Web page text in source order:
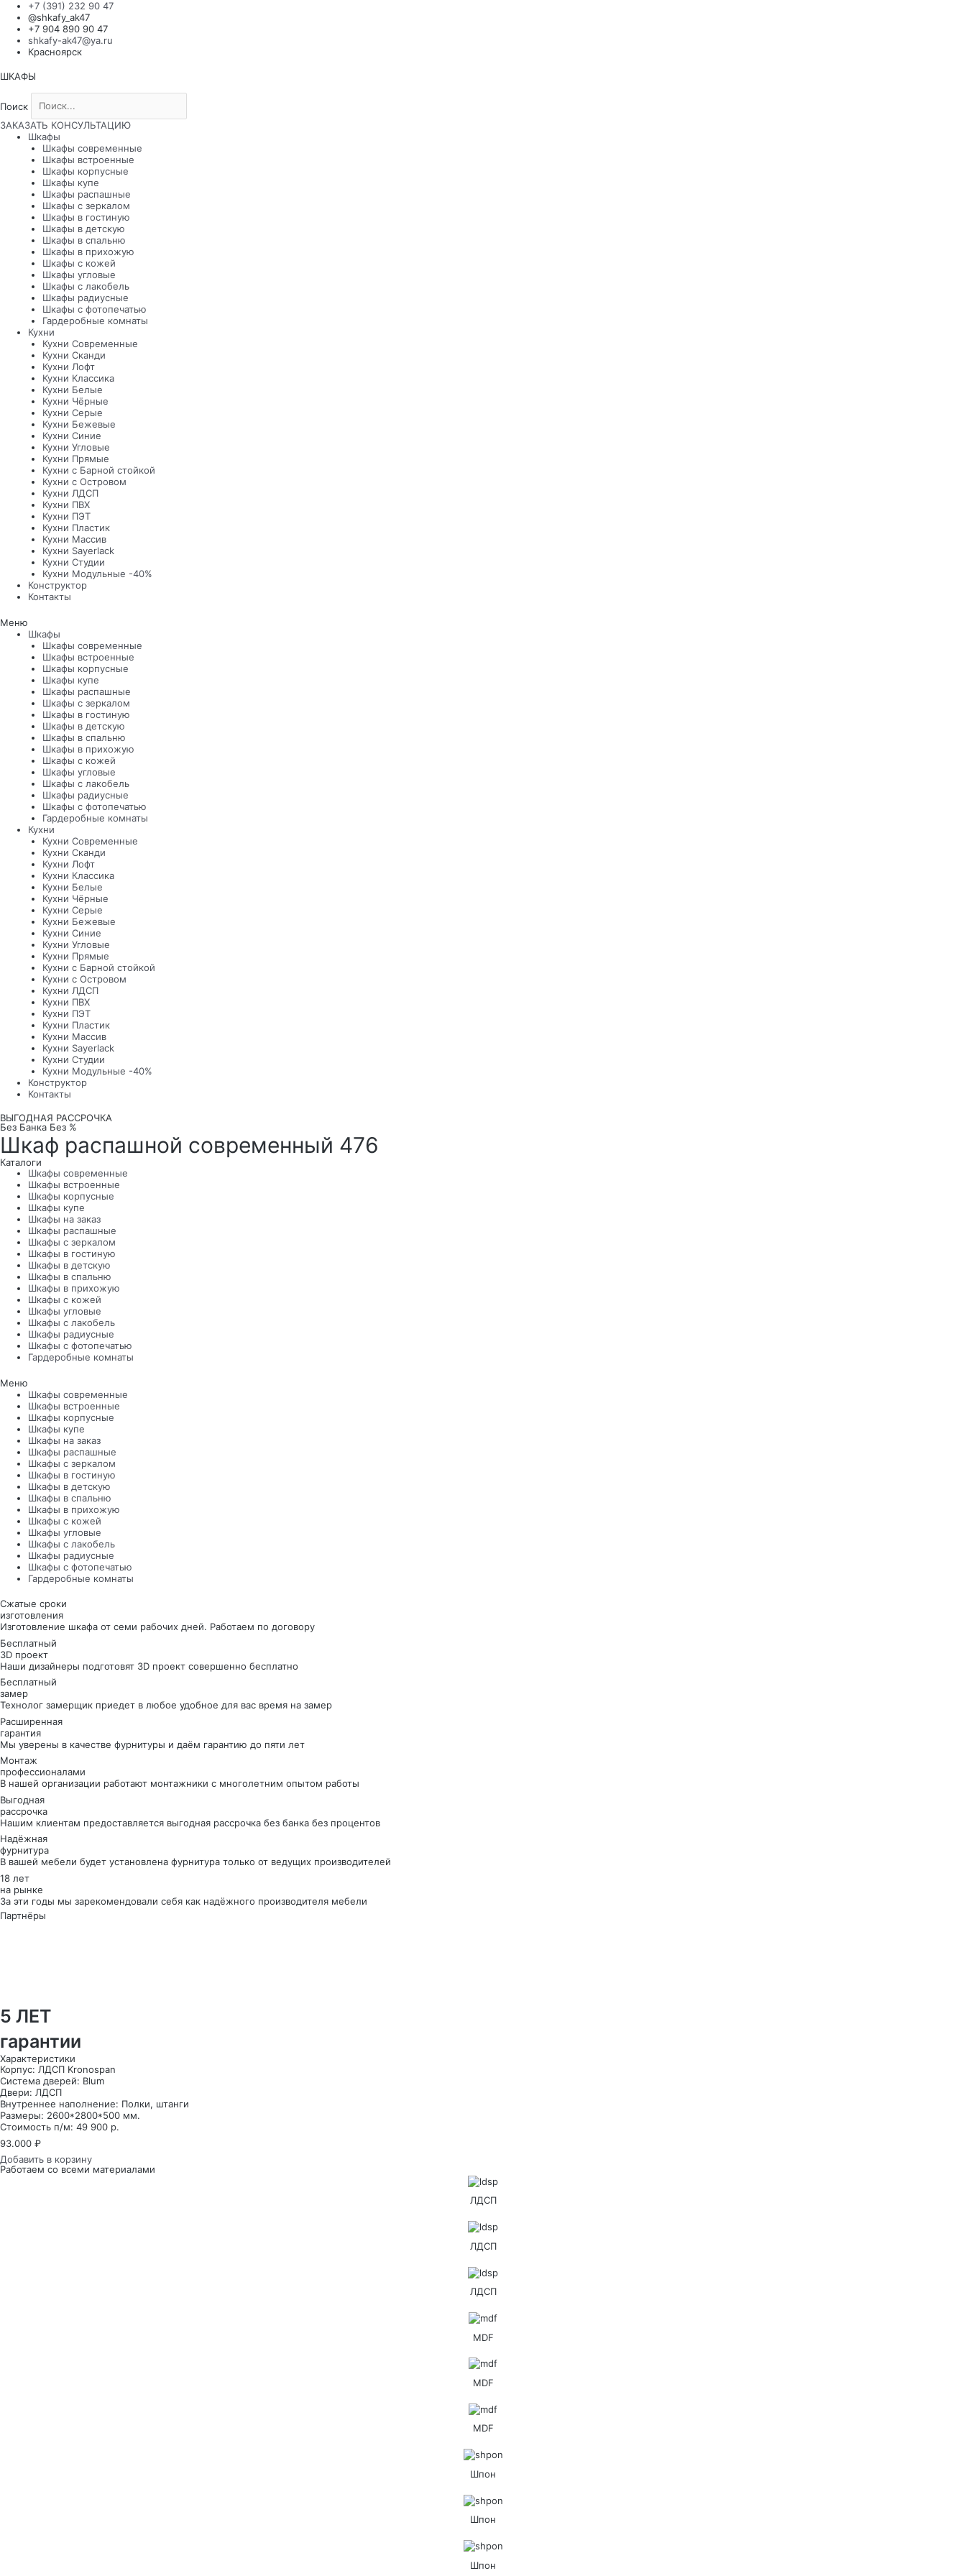
Перейти
содержимому
+7 (391) 232 90 47
@shkafy_ak47
+7 904 890 90 47
shkafy-ak47@ya.ru
Красноярск
ШКАФЫ
Поиск
ЗАКАЗАТЬ КОНСУЛЬТАЦИЮ
Шкафы
Шкафы современные
Шкафы встроенные
Шкафы корпусные
Шкафы купе
Шкафы распашные
Шкафы с зеркалом
Шкафы в гостиную
Шкафы в детскую
Шкафы в спальню
Шкафы в прихожую
Шкафы с кожей
Шкафы угловые
Шкафы с лакобель
Шкафы радиусные
Шкафы с фотопечатью
Гардеробные комнаты
Кухни
Кухни Современные
Кухни Сканди
Кухни Лофт
Кухни Классика
Кухни Белые
Кухни Чёрные
Кухни Серые
Кухни Бежевые
Кухни Синие
Кухни Угловые
Кухни Прямые
Кухни с Барной стойкой
Кухни с Островом
Кухни ЛДСП
Кухни ПВХ
Кухни ПЭТ
Кухни Пластик
Кухни Массив
Кухни Sayerlack
Кухни Студии
Кухни Модульные -40%
Конструктор
Контакты
Меню
Шкафы
Шкафы современные
Шкафы встроенные
Шкафы корпусные
Шкафы купе
Шкафы распашные
Шкафы с зеркалом
Шкафы в гостиную
Шкафы в детскую
Шкафы в спальню
Шкафы в прихожую
Шкафы с кожей
Шкафы угловые
Шкафы с лакобель
Шкафы радиусные
Шкафы с фотопечатью
Гардеробные комнаты
Кухни
Кухни Современные
Кухни Сканди
Кухни Лофт
Кухни Классика
Кухни Белые
Кухни Чёрные
Кухни Серые
Кухни Бежевые
Кухни Синие
Кухни Угловые
Кухни Прямые
Кухни с Барной стойкой
Кухни с Островом
Кухни ЛДСП
Кухни ПВХ
Кухни ПЭТ
Кухни Пластик
Кухни Массив
Кухни Sayerlack
Кухни Студии
Кухни Модульные -40%
Конструктор
Контакты
ВЫГОДНАЯ РАССРОЧКА
Без Банка Без %
Шкаф распашной современный 476
Каталоги
Шкафы современные
Шкафы встроенные
Шкафы корпусные
Шкафы купе
Шкафы на заказ
Шкафы распашные
Шкафы с зеркалом
Шкафы в гостиную
Шкафы в детскую
Шкафы в спальню
Шкафы в прихожую
Шкафы с кожей
Шкафы угловые
Шкафы с лакобель
Шкафы радиусные
Шкафы с фотопечатью
Гардеробные комнаты
Меню
Шкафы современные
Шкафы встроенные
Шкафы корпусные
Шкафы купе
Шкафы на заказ
Шкафы распашные
Шкафы с зеркалом
Шкафы в гостиную
Шкафы в детскую
Шкафы в спальню
Шкафы в прихожую
Шкафы с кожей
Шкафы угловые
Шкафы с лакобель
Шкафы радиусные
Шкафы с фотопечатью
Гардеробные комнаты
Сжатые сроки
изготовления
Изготовление шкафа от семи рабочих дней. Работаем по договору
Бесплатный
3D проект
Наши дизайнеры подготовят 3D проект совершенно бесплатно
Бесплатный
замер
Технолог замерщик приедет в любое удобное для вас время на замер
Расширенная
гарантия
Мы уверены в качестве фурнитуры и даём гарантию до пяти лет
Монтаж
профессионалами
В нашей организации работают монтажники с многолетним опытом работы
Выгодная
рассрочка
Нашим клиентам предоставляется выгодная рассрочка без банка без процентов
Надёжная
фурнитура
В вашей мебели будет установлена фурнитура только от ведущих производителей
18 лет
на рынке
За эти годы мы зарекомендовали себя как надёжного производителя мебели
Партнёры
5 ЛЕТ
гарантии
Характеристики
Корпус: ЛДСП Kronospan
Система дверей: Blum
Двери: ЛДСП
Внутреннее наполнение: Полки, штанги
Размеры: 2600*2800*500 мм.
Стоимость п/м: 49 900 р.
93.000 ₽
Добавить в корзину
Работаем со всеми материалами
ЛДСП
ЛДСП
ЛДСП
MDF
MDF
MDF
Шпон
Шпон
Шпон